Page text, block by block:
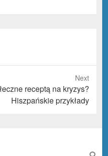
Next
receptą na kryzys?
Hiszpańskie przykłady